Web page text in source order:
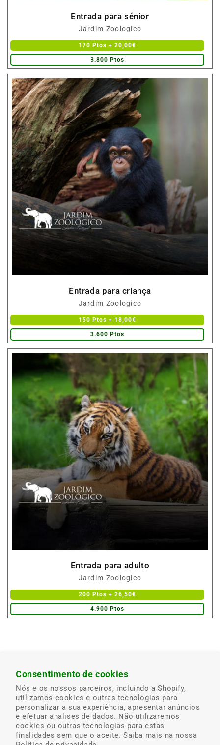
Consentimento de cookies
Nós e os nossos parceiros, incluindo a Shopify,
utilizamos cookies e outras tecnologias para
personalizar a sua experiência, apresentar anúncios
e efetuar análises de dados. Não utilizaremos
cookies ou outras tecnologias para estas
finalidades sem que o aceite. Saiba mais na nossa
Entrada para sénior
Fornecedor:
Jardim Zoologico
170 Ptos + 20,00€
3.800 Ptos
Entrada para criança
Fornecedor:
Jardim Zoologico
150 Ptos + 18,00€
3.600 Ptos
Entrada para adulto
Fornecedor:
Jardim Zoologico
200 Ptos + 26,50€
4.900 Ptos
Brindes com
entrega ao
domicílio e
sujeitos ao stock
existente
Troca Online
Troca no Posto
bp